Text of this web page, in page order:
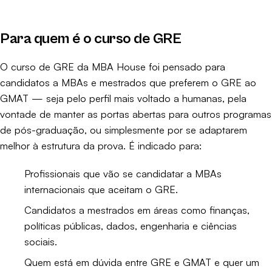
Para quem é o curso de GRE
O curso de GRE da MBA House foi pensado para
candidatos a MBAs e mestrados que preferem o GRE ao
GMAT — seja pelo perfil mais voltado a humanas, pela
vontade de manter as portas abertas para outros programas
de pós-graduação, ou simplesmente por se adaptarem
melhor à estrutura da prova. É indicado para:
Profissionais que vão se candidatar a MBAs
internacionais que aceitam o GRE.
Candidatos a mestrados em áreas como finanças,
políticas públicas, dados, engenharia e ciências
sociais.
Quem está em dúvida entre GRE e GMAT e quer um